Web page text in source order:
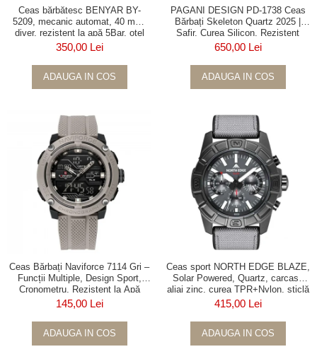
Ceas bărbătesc BENYAR BY-
5209, mecanic automat, 40 mm,
diver, rezistent la apă 5Bar, oțel
inoxidabil
350,00 Lei
ADAUGA IN COS
PAGANI DESIGN PD-1738 Ceas
Bărbați Skeleton Quartz 2025 |
Safir, Curea Silicon, Rezistent
100m, Luxury
650,00 Lei
ADAUGA IN COS
Ceas Bărbați Naviforce 7114 Gri –
Funcții Multiple, Design Sport,
Cronometru, Rezistent la Apă
5ATM
145,00 Lei
ADAUGA IN COS
Ceas sport NORTH EDGE BLAZE,
Solar Powered, Quartz, carcasă
aliaj zinc, curea TPR+Nylon, sticlă
minerală, 5ATM
415,00 Lei
ADAUGA IN COS